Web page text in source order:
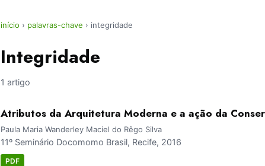
início › palavras-chave › integridade
Integridade
1 artigo
Atributos da Arquitetura Moderna e a ação da
Paula Maria Wanderley Maciel do Rêgo Silva
11º Seminário Docomomo Brasil, Recife, 2016
PDF